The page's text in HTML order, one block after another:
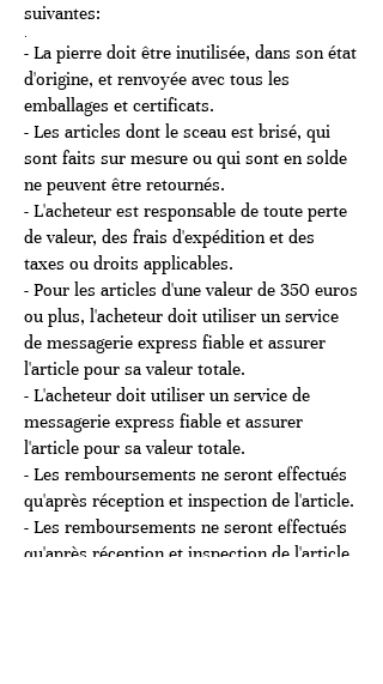
suivantes:
- La pierre doit être inutilisée, dans son état
d'origine, et renvoyée avec tous les
emballages et certificats.
- Les articles dont le sceau est brisé, qui
sont faits sur mesure ou qui sont en solde
ne peuvent être retournés.
- L'acheteur est responsable de toute perte
de valeur, des frais d'expédition et des
taxes ou droits applicables.
- Pour les articles d'une valeur de 350 euros
ou plus, l'acheteur doit utiliser un service
de messagerie express fiable et assurer
l'article pour sa valeur totale.
- L'acheteur doit utiliser un service de
messagerie express fiable et assurer
l'article pour sa valeur totale.
- Les remboursements ne seront effectués
qu'après réception et inspection de l'article.
- Les remboursements ne seront effectués
qu'après réception et inspection de l'article.